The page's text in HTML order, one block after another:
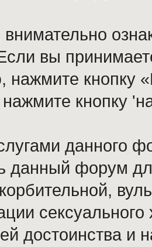
вы
нажмите кнопку
нажмите кнопку
данного
данный форум
достоинства и